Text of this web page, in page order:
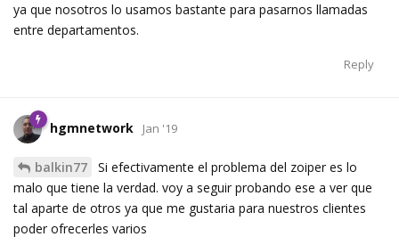
ya que nosotros lo usamos bastante para pasarnos llamadas
entre departamentos.
Reply
hgmnetwork Jan '19
balkin77
Si efectivamente el problema del zoiper es lo
malo que tiene la verdad. voy a seguir probando ese a ver que
tal aparte de otros ya que me gustaria para nuestros clientes
poder ofrecerles varios